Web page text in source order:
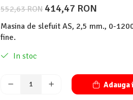
552,63 RON 414,47 RON
Masina de slefuit AS, 2,5 mm., 0-
fine.
In stoc
Adauga